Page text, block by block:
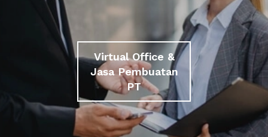
Virtual Office &
Jasa Pembuatan
PT